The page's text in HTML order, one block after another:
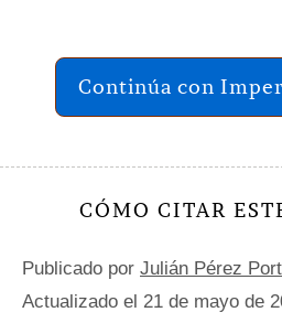
Continúa con
CÓMO CITAR
Publicado por Julián Pérez
Actualizado el 21 de mayo de